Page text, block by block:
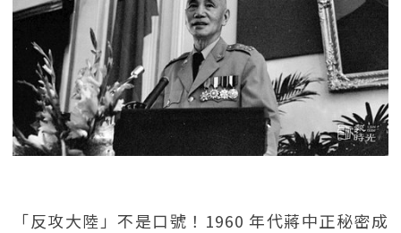
「反攻大陸」不是口號！1960 年代蔣中正秘密成